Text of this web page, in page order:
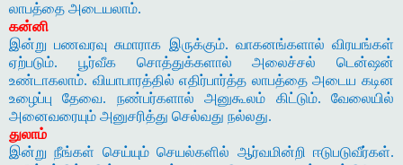
லாபத்தை அடையலாம்.
கன்னி
இன்று பணவரவு சுமாராக இருக்கும். வாகனங்களால் விரயங்கள்
ஏற்படும். பூர்வீக சொத்துக்களால் அலைச்சல் டென்ஷன்
உண்டாகலாம். வியாபாரத்தில் எதிர்பார்த்த லாபத்தை அடைய கடின
உழைப்பு தேவை. நண்பர்களால் அனுகூலம் கிட்டும். வேலையில்
அனைவரையும் அனுசரித்து செல்வது நல்லது.
துலாம்
இன்று நீங்கள் செய்யும் செயல்களில் ஆர்வமின்றி ஈடுபடுவீர்கள்.